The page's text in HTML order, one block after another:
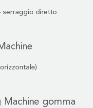
serraggio diretto
gomma